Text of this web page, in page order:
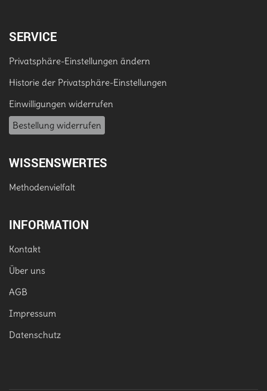
SERVICE
Privatsphäre-Einstellungen ändern
Historie der Privatsphäre-Einstellungen
Einwilligungen widerrufen
Bestellung widerrufen
WISSENSWERTES
Methodenvielfalt
INFORMATION
Kontakt
Über uns
AGB
Impressum
Datenschutz